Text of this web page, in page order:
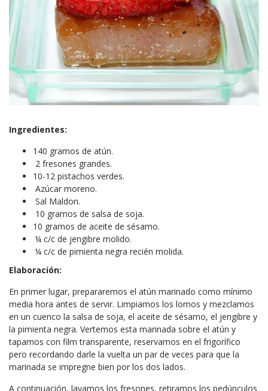
Ingredientes:
140 gramos de atún.
2 fresones grandes.
10-12 pistachos verdes.
Azúcar moreno.
Sal Maldon.
10 gramos de salsa de soja.
10 gramos de aceite de sésamo.
¼ c/c de jengibre molido.
¼ c/c de pimienta negra recién molida.
Elaboración:
En primer lugar, prepararemos el atún marinado como mínimo
media hora antes de servir. Limpiamos los lomos y mezclamos
en un cuenco la salsa de soja, el aceite de sésamo, el jengibre y
la pimienta negra. Vertemos esta marinada sobre el atún y
tapamos con film transparente, reservamos en el frigorífico
pero recordando darle la vuelta un par de veces para que la
marinada se impregne bien por los dos lados.
A continuación, lavamos los fresones, retiramos los pedúnculos